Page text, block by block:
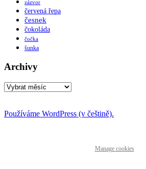
zázvor
červená řepa
česnek
čokoláda
čočka
šunka
Archivy
Archivy
Používáme WordPress (v češtině).
Manage cookies